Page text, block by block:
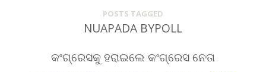
POSTS TAGGED
NUAPADA BYPOLL
କଂଗ୍ରେସକୁ ହରାଇଲେ କଂଗ୍ରେସ ନେତା